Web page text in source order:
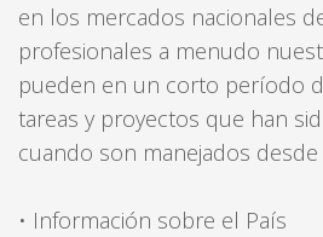
en los mercados nacionales
profesionales a menudo
pueden en un corto período
tareas y proyectos que han
cuando son manejados
• Información sobre el País